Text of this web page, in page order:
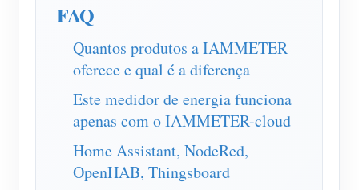
Trifásico Medidor de energia Wi-Fi (WEM3050T)
Controlador de potência WiFi
Serviço de hospedagem própria
Carregador EV
IAMMETER Simulator
FAQ
Quantos produtos a IAMMETER
oferece e qual é a diferença
Este medidor de energia funciona
apenas com o IAMMETER-cloud
Home Assistant, NodeRed,
OpenHAB, Thingsboard